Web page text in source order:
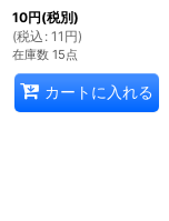
10円(税別)
(税込 : 11 円)
在庫数 15点
カートに入れる